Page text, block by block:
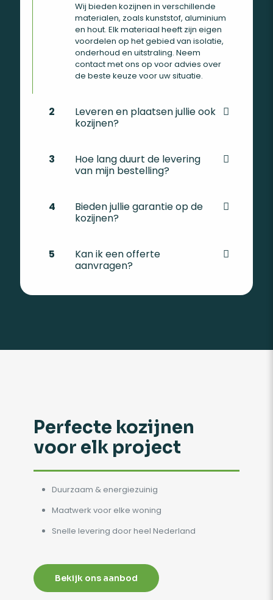
Wij bieden kozijnen in verschillende
materialen, zoals kunststof, aluminium
en hout. Elk materiaal heeft zijn eigen
voordelen op het gebied van isolatie,
onderhoud en uitstraling. Neem
contact met ons op voor advies over
de beste keuze voor uw situatie.
2
Leveren en plaatsen jullie ook
kozijnen?
3
Hoe lang duurt de levering
van mijn bestelling?
4
Bieden jullie garantie op de
kozijnen?
5
Kan ik een offerte
aanvragen?
Perfecte kozijnen
voor elk project
Duurzaam & energiezuinig
Maatwerk voor elke woning
Snelle levering door heel Nederland
Bekijk ons aanbod